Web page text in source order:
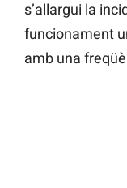
s’allargui la
funcionament
amb una